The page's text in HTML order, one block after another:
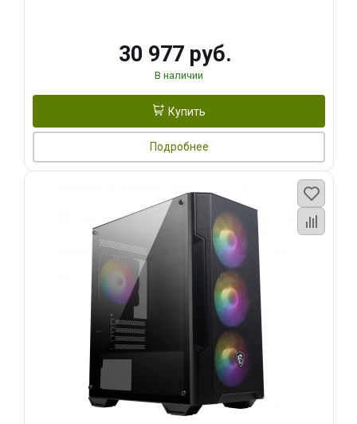
30 977 руб.
В наличии
Купить
Подробнее